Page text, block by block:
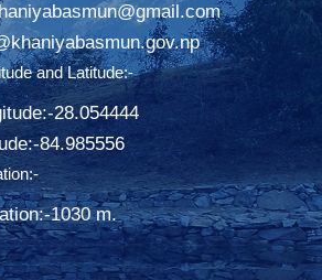
and Latitude:-
28.054444
​84.985556
1030 m.